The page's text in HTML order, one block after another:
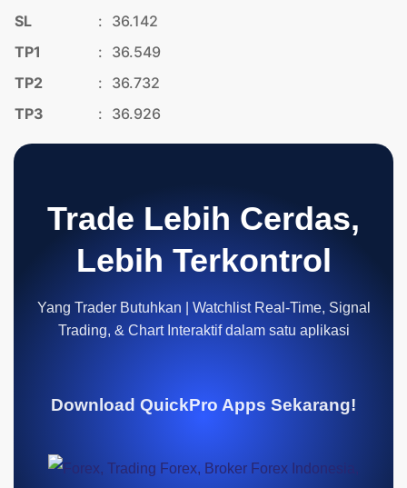
SL
: 36.142
TP1
: 36.549
TP2
: 36.732
TP3
: 36.926
Trade Lebih Cerdas,
Lebih Terkontrol
Yang Trader Butuhkan | Watchlist Real-Time, Signal
Trading, & Chart Interaktif dalam satu aplikasi
Download QuickPro Apps Sekarang!